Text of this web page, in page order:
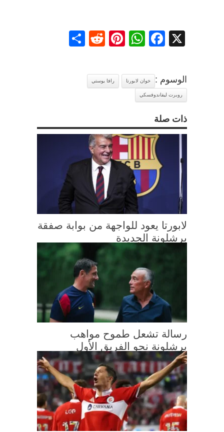
X
Facebook
WhatsApp
Pinterest
Reddit
الوسوم : خوان لابورتا رافا يوستي
روبرت ليفاندوفسكي
ذات صلة
لابورتا يعود للواجهة من بوابة صفقة
برشلونة الجديدة
رسالة تشعل طموح مواهب
برشلونة نحو الفريق الأول